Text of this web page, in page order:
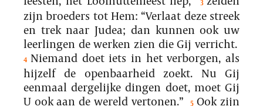
3
zijn broeders tot Hem: “Verlaat deze streek
en trek naar Judea; dan kunnen ook uw
leerlingen de werken zien die Gij verricht.
4 Niemand doet iets in het verborgen, als
hijzelf de openbaarheid zoekt. Nu Gij
eenmaal dergelijke dingen doet, moet Gij
U ook aan de wereld vertonen.”
5 Ook zijn